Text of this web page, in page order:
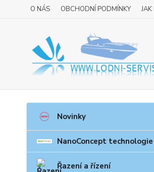
O NÁS OBCHODNÍ PODMÍNKY
Novinky
NanoConcept technologie
Řazení a řízení